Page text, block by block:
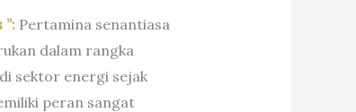
Pertamina senantiasa
dalam rangka
sektor energi sejak
peran sangat